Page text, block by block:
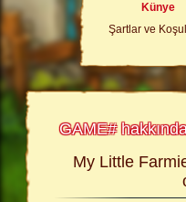
Künye
Şartlar ve
GAME#
My Little